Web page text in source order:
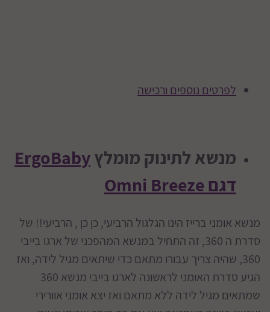
לפרטים נוספים ורכישה
מנשא לתינוק מומלץErgoBaby
דגם Omni Breeze
מנשא אומני ברייז הינו הגלגול הרביעי, כן כן , הרביעי!! של
סדרת ה 360, זה התחיל במנשא המהפכני של ארגו בייבי
360, שהיה צריך עבורו מתאם כדי שיתאים מגיל לידה, ואז
הגיע סדרת האומני לראשונה לארגו בייבי מנשא 360
שמתאים מגיל לידה ללא מתאם ואז יצא אומני אוורירי